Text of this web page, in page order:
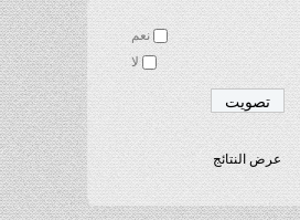
نعم
لا
عرض النتائج